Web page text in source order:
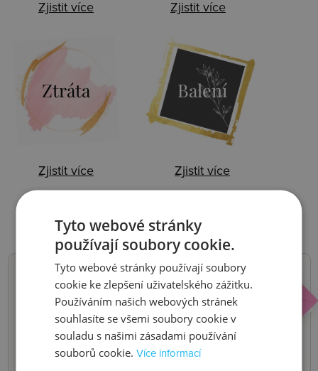
Zjistit více Zjistit více
Ztráta
Zjistit více
Balení
Zjistit více
NOVINKY,
SLEVY, AKCE
Tyto webové stránky
používají soubory cookie.
Tyto webové stránky používají soubory
cookie ke zlepšení uživatelského zážitku.
Používáním našich webových stránek
souhlasíte se všemi soubory cookie v
souladu s našimi zásadami používání
souborů cookie.Více informací